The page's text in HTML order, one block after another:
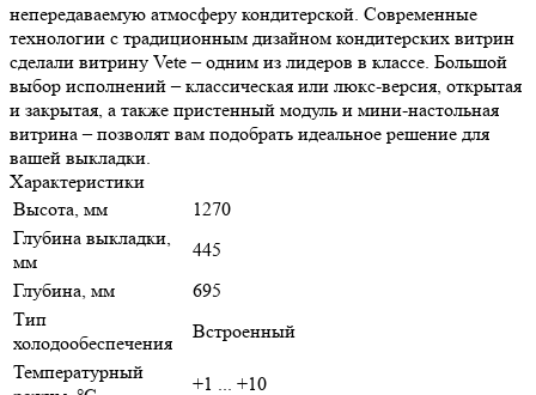
непередаваемую атмосферу кондитерской. Современные
технологии с традиционным дизайном кондитерских витрин
сделали витрину Vete – одним из лидеров в классе. Большой
выбор исполнений – классическая или люкс-версия, открытая
и закрытая, а также пристенный модуль и мини-настольная
витрина – позволят вам подобрать идеальное решение для
вашей выкладки.
Характеристики
Высота, мм
1270
Глубина выкладки,
мм
445
Глубина, мм
695
Тип
холодообеспечения
Встроенный
Температурный
+1 ... +10